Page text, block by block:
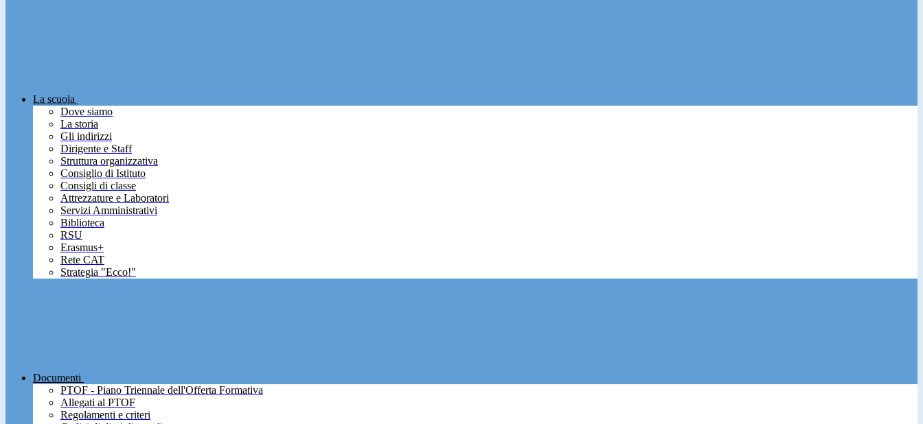
La scuola
Dove siamo
La storia
Gli indirizzi
Dirigente e Staff
Struttura organizzativa
Consiglio di Istituto
Consigli di classe
Attrezzature e Laboratori
Servizi Amministrativi
Biblioteca
RSU
Erasmus+
Rete CAT
Strategia "Ecco!"
Documenti
PTOF - Piano Triennale dell'Offerta Formativa
Allegati al PTOF
Regolamenti e criteri